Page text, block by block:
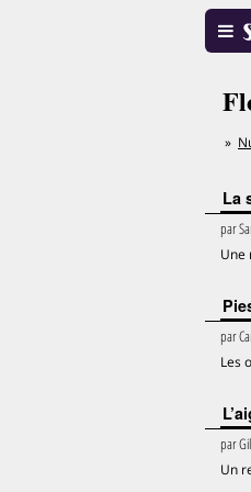
La
par
Une
par
Les
par
Un